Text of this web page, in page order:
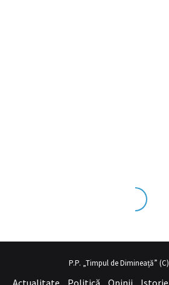
ve üst sex izleseviye olduğu
P.P. „Timpul de Dimineață”